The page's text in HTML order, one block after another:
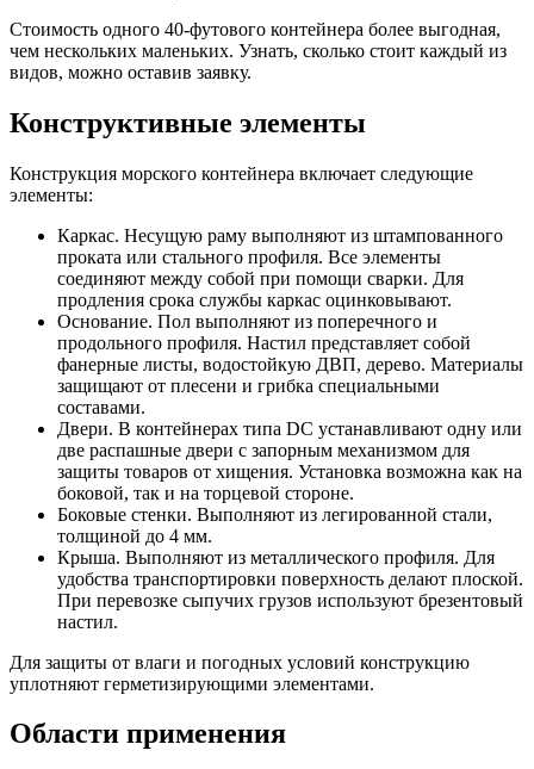
Стоимость одного 40-футового контейнера более выгодная,
чем нескольких маленьких. Узнать, сколько стоит каждый из
видов, можно оставив заявку.
Конструктивные элементы
Конструкция морского контейнера включает следующие
элементы:
Каркас. Несущую раму выполняют из штампованного
проката или стального профиля. Все элементы
соединяют между собой при помощи сварки. Для
продления срока службы каркас оцинковывают.
Основание. Пол выполняют из поперечного и
продольного профиля. Настил представляет собой
фанерные листы, водостойкую ДВП, дерево. Материалы
защищают от плесени и грибка специальными
составами.
Двери. В контейнерах типа DC устанавливают одну или
две распашные двери с запорным механизмом для
защиты товаров от хищения. Установка возможна как на
боковой, так и на торцевой стороне.
Боковые стенки. Выполняют из легированной стали,
толщиной до 4 мм.
Крыша. Выполняют из металлического профиля. Для
удобства транспортировки поверхность делают плоской.
При перевозке сыпучих грузов используют брезентовый
настил.
Для защиты от влаги и погодных условий конструкцию
уплотняют герметизирующими элементами.
Области применения